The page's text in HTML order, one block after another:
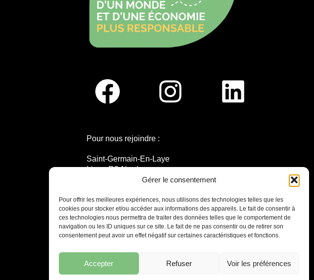
Gérer le consentement
Pour offrir les meilleures expériences, nous utilisons des technologies telles que les
cookies pour stocker et/ou accéder aux informations des appareils. Le fait de consentir à
ces technologies nous permettra de traiter des données telles que le comportement de
navigation ou les ID uniques sur ce site. Le fait de ne pas consentir ou de retirer son
consentement peut avoir un effet négatif sur certaines caractéristiques et fonctions.
Accepter Refuser Voir les préférences
Pour nous rejoindre :
Saint-Germain-En-Laye
Ligne R2-Nord
7 place Christiane Frahier,
Ecrivez-nous !